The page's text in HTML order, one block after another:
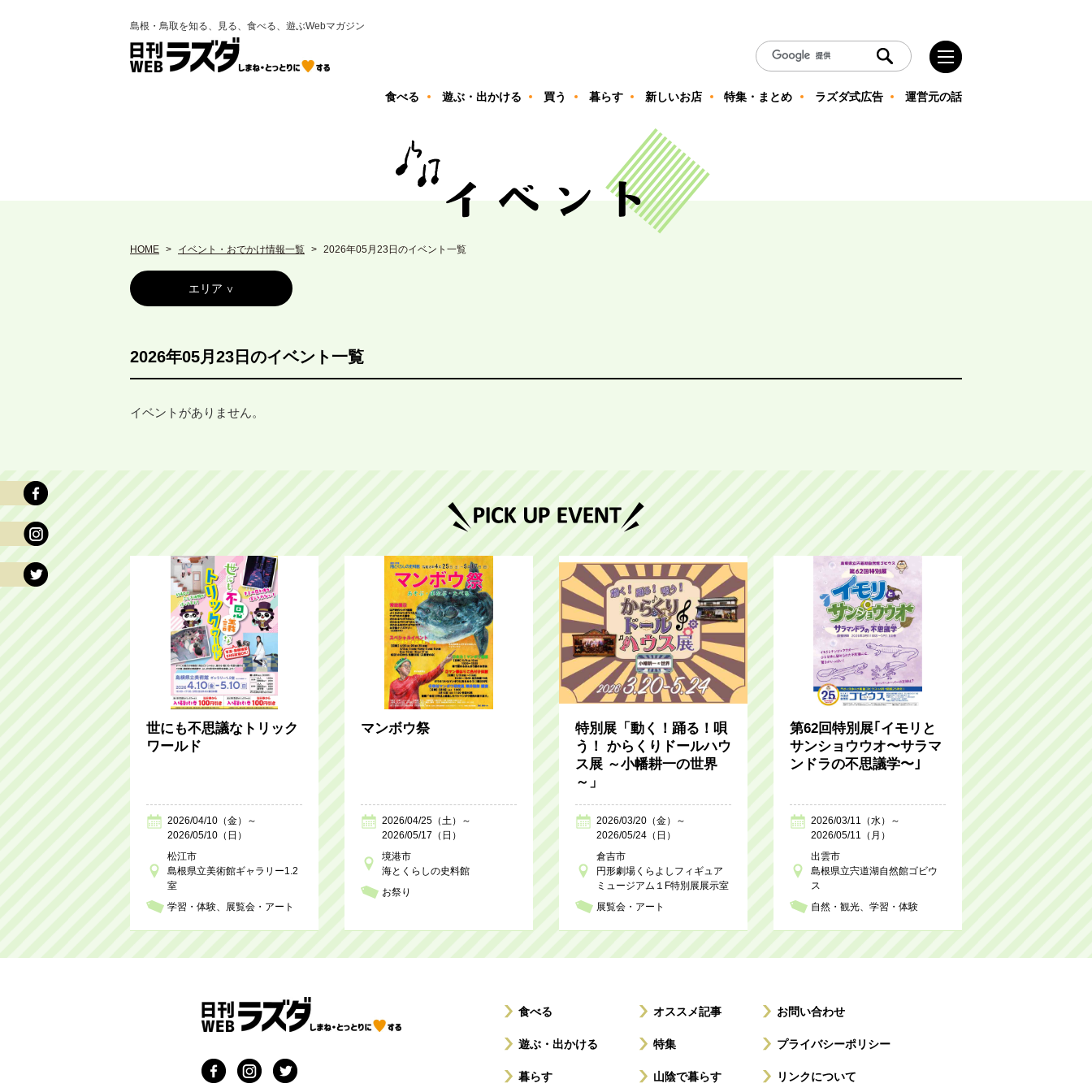
島根・鳥取を知る、見る、食べる、遊ぶWebマガジン
食べる 遊ぶ・出かける 買う 暮らす 新しいお店 特集・まとめ ラズダ式広告 運営元の話
HOME イベント・おでかけ情報一覧 2026年05月23日のイベント一覧
エリア
2026年05月23日のイベント一覧
イベントがありません。
世にも不思議なトリック
ワールド
2026/04/10（金）～
2026/05/10（日）
松江市
島根県立美術館ギャラリー1.2
室
学習・体験
展覧会・アート
マンボウ祭
2026/04/25（土）～
2026/05/17（日）
境港市
海とくらしの史料館
お祭り
特別展「動く！踊る！唄
う！ からくりドールハウ
ス展 ～小幡耕一の世界
～」
2026/03/20（金）～
2026/05/24（日）
倉吉市
円形劇場くらよしフィギュア
ミュージアム１F特別展展示室
展覧会・アート
第62回特別展｢イモリと
サンショウウオ〜サラマ
ンドラの不思議学〜｣
2026/03/11（水）～
2026/05/11（月）
出雲市
島根県立宍道湖自然館ゴビウ
ス
自然・観光
学習・体験
食べる
遊ぶ・出かける
暮らす
オススメ記事
特集
山陰で暮らす
お問い合わせ
プライバシーポリシー
リンクについて